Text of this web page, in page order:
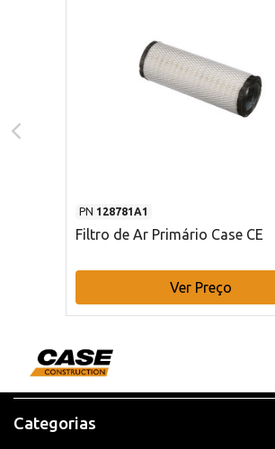
PN 128781A1
Filtro de Ar Primário Case CE
Ver Preço
Categorias